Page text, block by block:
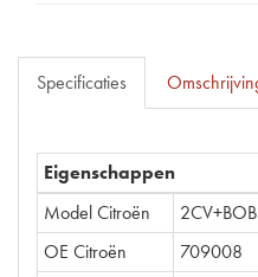
Specificaties
Eigenschappen
Model Citroën
OE Citroën
709008